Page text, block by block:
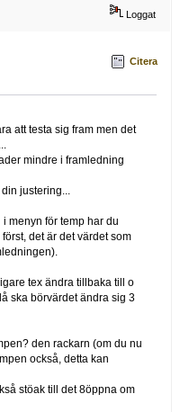
Loggat
Citera
att testa sig fram men det
mindre i framledning
justering...
menyn för temp har du
det är det värdet som
tex ändra tillbaka till o
ska börvärdet ändra sig 3
den rackarn (om du nu
också, detta kan
stöak till det 8öppna om